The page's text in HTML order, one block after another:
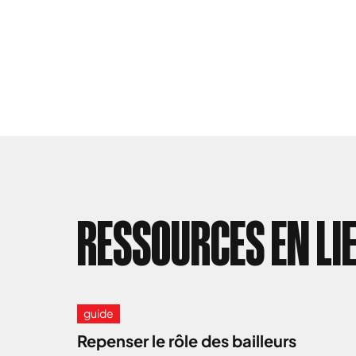
RESSOURCES EN
guide
Repenser le rôle des bailleurs